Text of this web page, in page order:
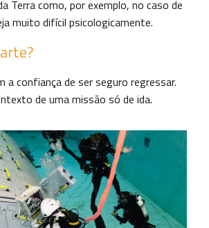
Terra como, por exemplo, no caso de
muito difícil psicologicamente.
a confiança de ser seguro regressar.
de uma missão só de ida.